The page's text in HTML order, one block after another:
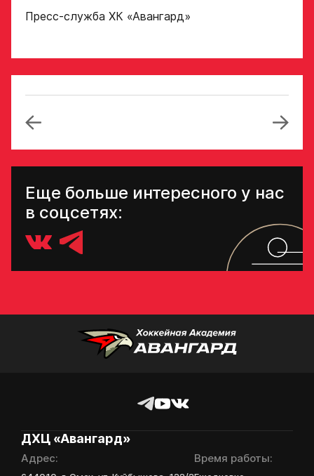
Пресс-служба ХК «Авангард»
Еще больше интересного у нас
в соцсетях:
представителем игрока
ДХЦ «Авангард»
Адрес: Время работы: